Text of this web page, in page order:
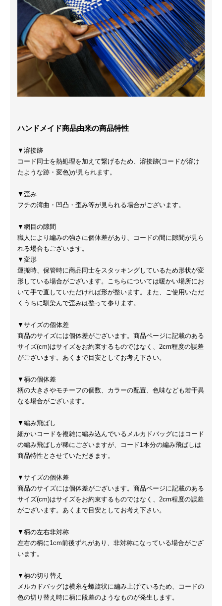
ハンドメイド商品由来の商品特性
▼溶接跡
コード同士を熱処理を加えて繋げるため、溶接跡(コードが溶け
たような跡・変色)が見られます。
▼歪み
フチの湾曲・凹凸・歪み等が見られる場合がございます。
▼網目の隙間
職人により編みの強さに個体差があり、コードの間に隙間が見ら
れる場合もございます。
▼変形
運搬時、保管時に商品同士をスタッキングしているため形状が変
形している場合がございます。こちらについては暖かい場所にお
いて手で直していただければ形が整います。また、ご使用いただ
くうちに馴染んで歪みは整って参ります。
▼サイズの個体差
商品のサイズには個体差がございます。商品ページに記載のある
サイズ(cm)はサイズをお約束するものではなく、2cm程度の誤差
がございます。あくまで目安としてお考え下さい。
▼柄の個体差
柄の大きさやモチーフの個数、カラーの配置、色味なども若干異
なる場合がございます。
▼編み飛ばし
細かいコードを複雑に編み込んでいるメルカドバッグにはコード
の編み飛ばしが稀にございますが、コード1本分の編み飛ばしは
商品特性とさせていただきます。
▼サイズの個体差
商品のサイズには個体差がございます。商品ページに記載のある
サイズ(cm)はサイズをお約束するものではなく、2cm程度の誤差
がございます。あくまで目安としてお考え下さい。
▼柄の左右非対称
左右の柄に1cm前後ずれがあり、非対称になっている場合がござ
います。
▼柄の切り替え
メルカドバッグは横糸を螺旋状に編み上げているため、コードの
色の切り替え時に柄に段差のようなものが発生します。